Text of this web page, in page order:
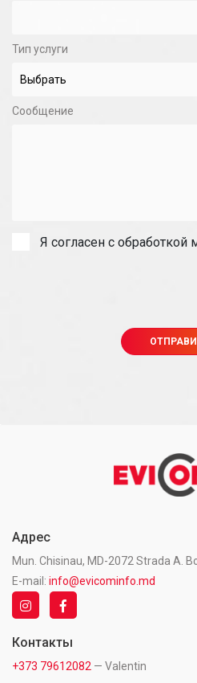
Тип услуги
Сообщение
Я согласен с обработкой
Адрес
Mun. Chisinau, MD-2072 Strada A.
E-mail: info@evicominfo.md
Контакты
+373 79612082 — Valentin